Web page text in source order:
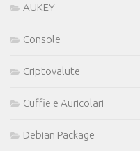
AUKEY
Console
Criptovalute
Cuffie e Auricolari
Debian Package